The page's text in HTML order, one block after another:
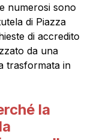
numerosi sono
di Piazza
di accredito
da una
trasformata in
la